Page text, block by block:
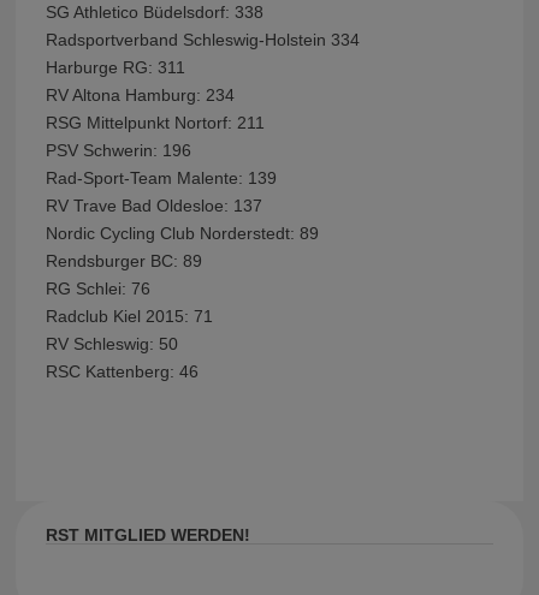
SG Athletico Büdelsdorf: 338
Radsportverband Schleswig-Holstein 334
Harburge RG: 311
RV Altona Hamburg: 234
RSG Mittelpunkt Nortorf: 211
PSV Schwerin: 196
Rad-Sport-Team Malente: 139
RV Trave Bad Oldesloe: 137
Nordic Cycling Club Norderstedt: 89
Rendsburger BC: 89
RG Schlei: 76
Radclub Kiel 2015: 71
RV Schleswig: 50
RSC Kattenberg: 46
RST MITGLIED WERDEN!